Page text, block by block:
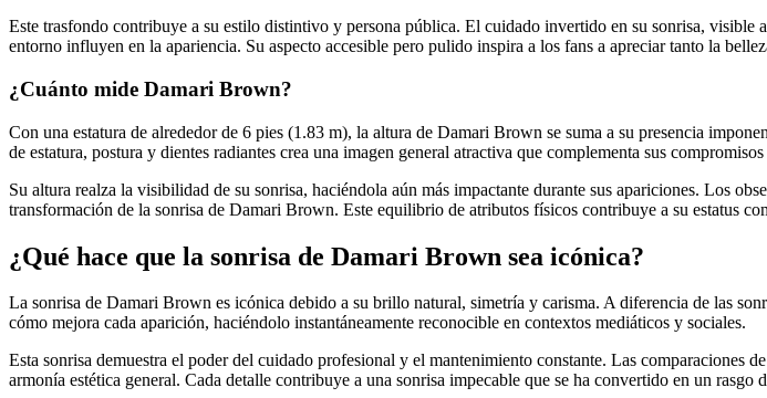
Este trasfondo contribuye a su estilo distintivo y persona pública. El cuidado invertido en su sonrisa,
entorno influyen en la apariencia. Su aspecto accesible pero pulido inspira a los fans a apreciar tanto la
¿Cuánto mide Damari Brown?
Con una estatura de alrededor de 6 pies (1.83 m), la altura de Damari Brown se suma a su presencia
de estatura, postura y dientes radiantes crea una imagen general atractiva que complementa sus
Su altura realza la visibilidad de su sonrisa, haciéndola aún más impactante durante sus apariciones. Los
transformación de la sonrisa de Damari Brown. Este equilibrio de atributos físicos contribuye a su estatus
¿Qué hace que la sonrisa de Damari Brown sea icónica?
La sonrisa de Damari Brown es icónica debido a su brillo natural, simetría y carisma. A diferencia de las
cómo mejora cada aparición, haciéndolo instantáneamente reconocible en contextos mediáticos y sociales.
Esta sonrisa demuestra el poder del cuidado profesional y el mantenimiento constante. Las
armonía estética general. Cada detalle contribuye a una sonrisa impecable que se ha convertido en un rasgo